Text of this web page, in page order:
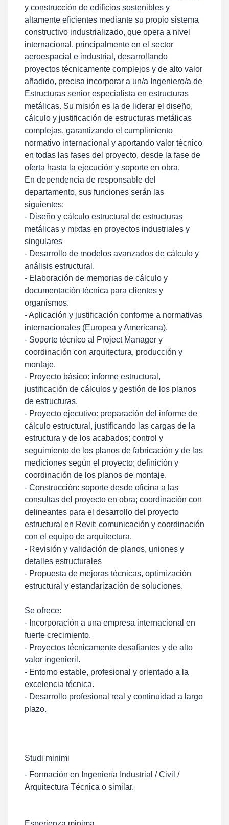
y construcción de edificios sostenibles y
altamente eficientes mediante su propio sistema
constructivo industrializado, que opera a nivel
internacional, principalmente en el sector
aeroespacial e industrial, desarrollando
proyectos técnicamente complejos y de alto valor
añadido, precisa incorporar a un/a Ingeniero/a de
Estructuras senior especialista en estructuras
metálicas. Su misión es la de liderar el diseño,
cálculo y justificación de estructuras metálicas
complejas, garantizando el cumplimiento
normativo internacional y aportando valor técnico
en todas las fases del proyecto, desde la fase de
oferta hasta la ejecución y soporte en obra.
En dependencia de responsable del
departamento, sus funciones serán las
siguientes:
- Diseño y cálculo estructural de estructuras
metálicas y mixtas en proyectos industriales y
singulares
- Desarrollo de modelos avanzados de cálculo y
análisis estructural.
- Elaboración de memorias de cálculo y
documentación técnica para clientes y
organismos.
- Aplicación y justificación conforme a normativas
internacionales (Europea y Americana).
- Soporte técnico al Project Manager y
coordinación con arquitectura, producción y
montaje.
- Proyecto básico: informe estructural,
justificación de cálculos y gestión de los planos
de estructuras.
- Proyecto ejecutivo: preparación del informe de
cálculo estructural, justificando las cargas de la
estructura y de los acabados; control y
seguimiento de los planos de fabricación y de las
mediciones según el proyecto; definición y
coordinación de los planos de montaje.
- Construcción: soporte desde oficina a las
consultas del proyecto en obra; coordinación con
delineantes para el desarrollo del proyecto
estructural en Revit; comunicación y coordinación
con el equipo de arquitectura.
- Revisión y validación de planos, uniones y
detalles estructurales
- Propuesta de mejoras técnicas, optimización
estructural y estandarización de soluciones.
Se ofrece:
- Incorporación a una empresa internacional en
fuerte crecimiento.
- Proyectos técnicamente desafiantes y de alto
valor ingenieril.
- Entorno estable, profesional y orientado a la
excelencia técnica.
- Desarrollo profesional real y continuidad a largo
plazo.
Studi minimi
- Formación en Ingeniería Industrial / Civil /
Arquitectura Técnica o similar.